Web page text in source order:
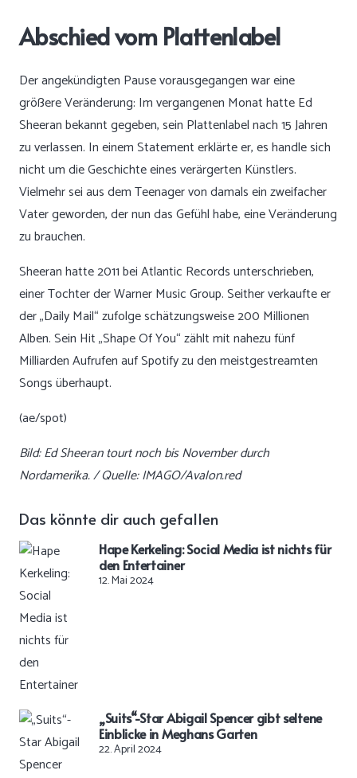
Abschied vom Plattenlabel
Der angekündigten Pause vorausgegangen war eine
größere Veränderung: Im vergangenen Monat hatte Ed
Sheeran bekannt gegeben, sein Plattenlabel nach 15 Jahren
zu verlassen. In einem Statement erklärte er, es handle sich
nicht um die Geschichte eines verärgerten Künstlers.
Vielmehr sei aus dem Teenager von damals ein zweifacher
Vater geworden, der nun das Gefühl habe, eine Veränderung
zu brauchen.
Sheeran hatte 2011 bei Atlantic Records unterschrieben,
einer Tochter der Warner Music Group. Seither verkaufte er
der „Daily Mail“ zufolge schätzungsweise 200 Millionen
Alben. Sein Hit „Shape Of You“ zählt mit nahezu fünf
Milliarden Aufrufen auf Spotify zu den meistgestreamten
Songs überhaupt.
(ae/spot)
Bild: Ed Sheeran tourt noch bis November durch
Nordamerika. / Quelle: IMAGO/Avalon.red
Das könnte dir auch gefallen
Hape Kerkeling: Social Media ist nichts für
den Entertainer
12. Mai 2024
„Suits“-Star Abigail Spencer gibt seltene
Einblicke in Meghans Garten
22. April 2024